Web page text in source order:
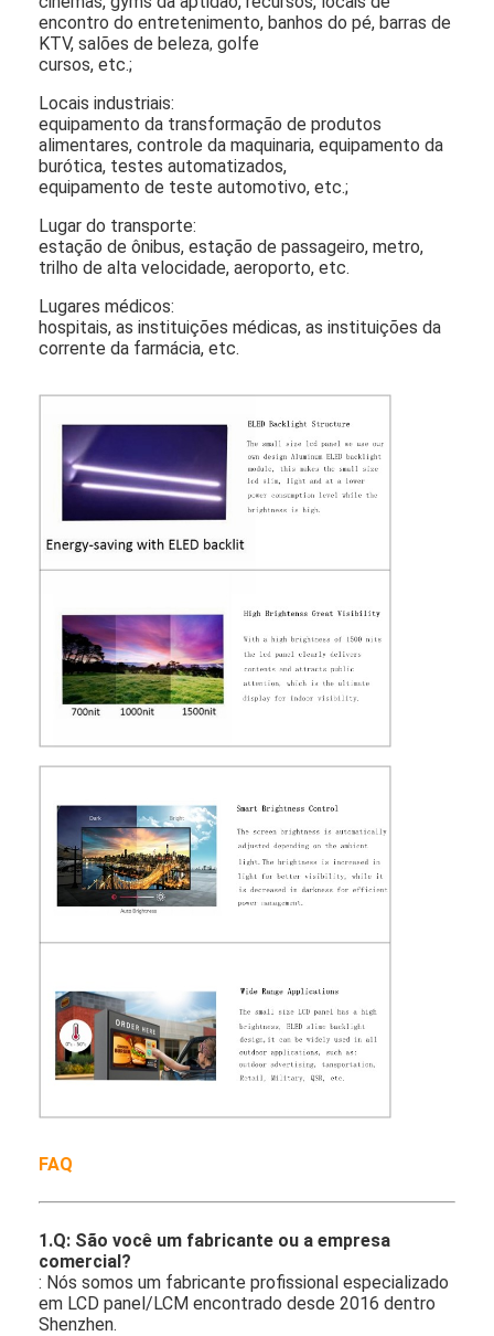
Movimentação exterior através das placas do menu
painel pequeno do lcd
Painel legível do LCD da luz solar
Tni alto LCD
LCD opticamente ligado
Monitor do LCD do quadro aberto
Placa interna do menu de Digitas
Sinalização digital à prova d'água
Cartaz exterior de Digitas
Painel esticado do LCD
encontro do entretenimento, banhos do pé, barras de
KTV, salões de beleza, golfe
cursos, etc.;
Locais industriais:
equipamento da transformação de produtos
alimentares, controle da maquinaria, equipamento da
burótica, testes automatizados,
equipamento de teste automotivo, etc.;
Lugar do transporte:
estação de ônibus, estação de passageiro, metro,
trilho de alta velocidade, aeroporto, etc.
Lugares médicos:
hospitais, as instituições médicas, as instituições da
corrente da farmácia, etc.
FAQ
1.Q: São você um fabricante ou a empresa
comercial?
: Nós somos um fabricante profissional especializado
em LCD panel/LCM encontrado desde 2016 dentro
Shenzhen.